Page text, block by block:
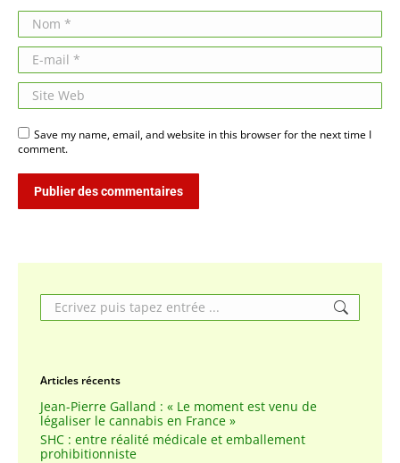
Nom *
E-mail *
Site Web
Save my name, email, and website in this browser for the next time I
comment.
Publier des commentaires
Search:
Articles récents
Jean-Pierre Galland : « Le moment est venu de
légaliser le cannabis en France »
SHC : entre réalité médicale et emballement
prohibitionniste